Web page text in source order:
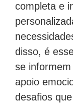
completa e
disso, é
se
apoio
desafios